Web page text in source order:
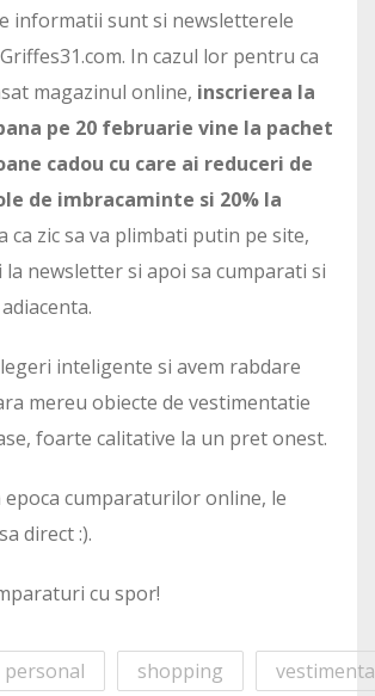
informatii sunt si newsletterele
In cazul lor pentru ca
magazinul online, inscrierea la
pe 20 februarie vine la pachet
cadou cu care ai reduceri de
de imbracaminte si 20% la
ca zic sa va plimbati putin pe site,
la newsletter si apoi sa cumparati si
inteligente si avem rabdare
mereu obiecte de vestimentatie
foarte calitative la un pret onest.
epoca cumparaturilor online, le
direct :).
cu spor!
personal shopping